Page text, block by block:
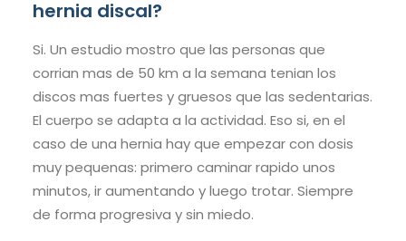
hernia discal?
Si. Un estudio mostro que las personas que
corrian mas de 50 km a la semana tenian los
discos mas fuertes y gruesos que las sedentarias.
El cuerpo se adapta a la actividad. Eso si, en el
caso de una hernia hay que empezar con dosis
muy pequenas: primero caminar rapido unos
minutos, ir aumentando y luego trotar. Siempre
de forma progresiva y sin miedo.